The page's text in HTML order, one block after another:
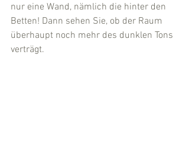
nur eine Wand, nämlich die hinter den
Betten! Dann sehen Sie, ob der Raum
überhaupt noch mehr des dunklen Tons
verträgt.